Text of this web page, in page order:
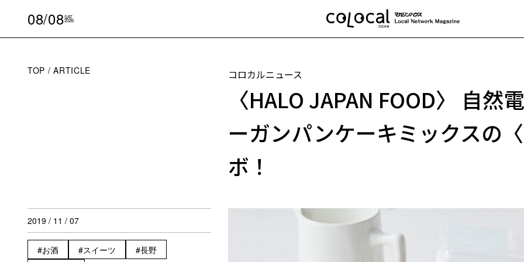
08/08SAT
2026
TOP ARTICLE コロカルニュース
〈HALO JAPAN FOOD〉 自然
ーガンパンケーキミックスの
ボ！
2019 / 11 / 07
お酒 スイーツ 長野